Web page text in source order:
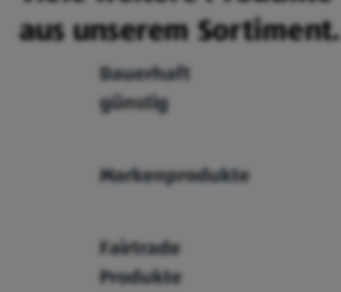
aus unserem Sortiment.
Dauerhaft
günstig
Markenprodukte
Fairtrade
Produkte